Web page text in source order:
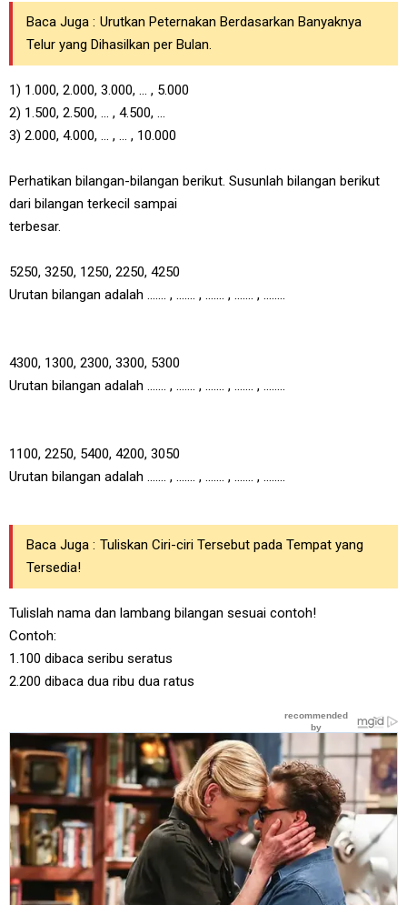
Baca Juga : Urutkan Peternakan Berdasarkan Banyaknya
Telur yang Dihasilkan per Bulan.
1) 1.000, 2.000, 3.000, ... , 5.000
2) 1.500, 2.500, ... , 4.500, ...
3) 2.000, 4.000, ... , ... , 10.000
Perhatikan bilangan-bilangan berikut. Susunlah bilangan berikut
dari bilangan terkecil sampai
terbesar.
5250, 3250, 1250, 2250, 4250
Urutan bilangan adalah ....... , ....... , ....... , ....... , ........
4300, 1300, 2300, 3300, 5300
Urutan bilangan adalah ....... , ....... , ....... , ....... , ........
1100, 2250, 5400, 4200, 3050
Urutan bilangan adalah ....... , ....... , ....... , ....... , ........
Baca Juga : Tuliskan Ciri-ciri Tersebut pada Tempat yang
Tersedia!
Tulislah nama dan lambang bilangan sesuai contoh!
Contoh:
1.100 dibaca seribu seratus
2.200 dibaca dua ribu dua ratus